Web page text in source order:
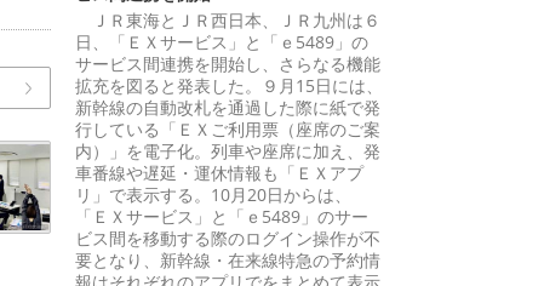
ＪＲ東海とＪＲ西日本、ＪＲ九州は６
日、「ＥＸサービス」と「ｅ5489」の
サービス間連携を開始し、さらなる機能
拡充を図ると発表した。９月15日には、
新幹線の自動改札を通過した際に紙で発
行している「ＥＸご利用票（座席のご案
内）」を電子化。列車や座席に加え、発
車番線や遅延・運休情報も「ＥＸアプ
リ」で表示する。10月20日からは、
「ＥＸサービス」と「ｅ5489」のサー
ビス間を移動する際のログイン操作が不
要となり、新幹線・在来線特急の予約情